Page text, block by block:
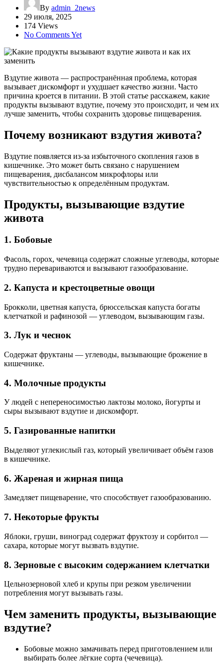
By admin_2news
29 июля, 2025
174 Views
No Comments Yet
Вздутие живота — распространённая проблема, которая
вызывает дискомфорт и ухудшает качество жизни. Часто
причина кроется в питании. В этой статье расскажем, какие
продукты вызывают вздутие, почему это происходит, и чем их
лучше заменить, чтобы сохранить здоровье пищеварения.
Почему возникают вздутия живота?
Вздутие появляется из-за избыточного скопления газов в
кишечнике. Это может быть связано с нарушением
пищеварения, дисбалансом микрофлоры или
чувствительностью к определённым продуктам.
Продукты, вызывающие вздутие
живота
1. Бобовые
Фасоль, горох, чечевица содержат сложные углеводы, которые
трудно перевариваются и вызывают газообразование.
2. Капуста и крестоцветные овощи
Брокколи, цветная капуста, брюссельская капуста богаты
клетчаткой и рафинозой — углеводом, вызывающим газы.
3. Лук и чеснок
Содержат фруктаны — углеводы, вызывающие брожение в
кишечнике.
4. Молочные продукты
У людей с непереносимостью лактозы молоко, йогурты и
сыры вызывают вздутие и дискомфорт.
5. Газированные напитки
Выделяют углекислый газ, который увеличивает объём газов
в кишечнике.
6. Жареная и жирная пища
Замедляет пищеварение, что способствует газообразованию.
7. Некоторые фрукты
Яблоки, груши, виноград содержат фруктозу и сорбитол —
сахара, которые могут вызвать вздутие.
8. Зерновые с высоким содержанием клетчатки
Цельнозерновой хлеб и крупы при резком увеличении
потребления могут вызывать газы.
Чем заменить продукты, вызывающие
вздутие?
Бобовые можно замачивать перед приготовлением или
выбирать более лёгкие сорта (чечевица).